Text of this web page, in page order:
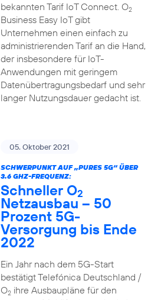
bekannten Tarif IoT Connect. O2
Business Easy IoT gibt
Unternehmen einen einfach zu
administrierenden Tarif an die Hand,
der insbesondere für IoT-
Anwendungen mit geringem
Datenübertragungsbedarf und sehr
langer Nutzungsdauer gedacht ist.
05. Oktober 2021
SCHWERPUNKT AUF „PURES 5G“ ÜBER
3.6 GHZ-FREQUENZ:
Schneller O2
Netzausbau – 50
Prozent 5G-
Versorgung bis Ende
2022
Ein Jahr nach dem 5G-Start
bestätigt Telefónica Deutschland /
O2ihre Ausbaupläne für den